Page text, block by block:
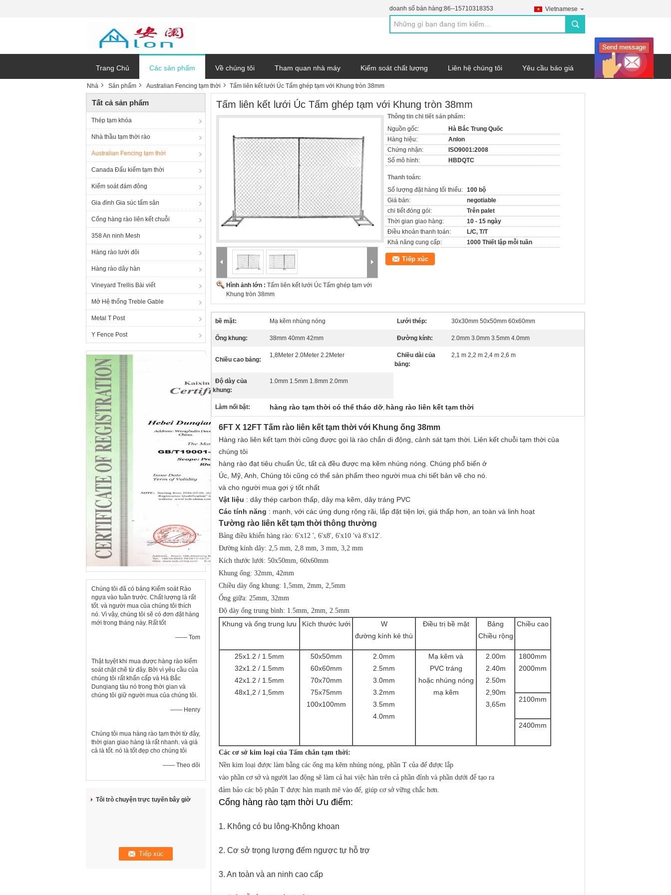
doanh số bán hàng:86--15710318353 Vietnamese
search
Trang Chủ Các sản phẩm Về chúng tôi Tham quan nhà máy Kiểm soát chất lượng Liên hệ chúng tôi Yêu cầu báo giá
Nhà Sản phẩm Australian Fencing tạm thời Tấm liên kết lưới Úc Tấm ghép tạm với Khung tròn 38mm
Tất cả sản phẩm
Thép tạm khóa
Nhà thầu tạm thời rào
Australian Fencing tạm thời
Canada Đấu kiếm tạm thời
Kiểm soát đám đông
Gia đình Gia súc tấm sân
Cổng hàng rào liên kết chuỗi
358 An ninh Mesh
Hàng rào lưới đôi
Hàng rào dây hàn
Vineyard Trellis Bài viết
Mở Hệ thống Treble Gable
Metal T Post
Y Fence Post
Chúng tôi đã có bảng Kiểm soát Rào
ngựa vào tuần trước. Chất lượng là rất
tốt. và người mua của chúng tôi thích
nó. Vì vậy, chúng tôi sẽ có đơn đặt hàng
mới trong tháng này. Rất tốt
—— Tom
Thật tuyệt khi mua được hàng rào kiểm
soát chặt chẽ từ đây. Bởi vì yêu cầu của
chúng tôi rất khẩn cấp và Hà Bắc
Dunqiang tàu nó trong thời gian và
chúng tôi giữ người mua của chúng tôi.
—— Henry
Chúng tôi mua hàng rào tạm thời từ đây,
thời gian giao hàng là rất nhanh. và giá
cả là tốt. nó là tốt đẹp cho chúng tôi
—— Theo dõi
Tôi trò chuyện trực tuyến bây giờ
Tấm liên kết lưới Úc Tấm ghép tạm với Khung tròn 38mm
Hình ảnh lớn : Tấm liên kết lưới Úc Tấm ghép tạm với
Khung tròn 38mm
Thông tin chi tiết sản phẩm:
Nguồn gốc:
Hà Bắc Trung Quốc
Hàng hiệu:
Anlon
Chứng nhận:
ISO9001:2008
Số mô hình:
HBDQTC
Thanh toán:
Số lượng đặt hàng tối thiểu: 100 bộ
Giá bán:
negotiable
chi tiết đóng gói:
Trên palet
Thời gian giao hàng:
10 - 15 ngày
Điều khoản thanh toán:
L/C, T/T
Khả năng cung cấp:
1000 Thiết lập mỗi tuần
Tiếp xúc
bề mặt: Mạ kẽm nhúng nóng Lưới thép: 30x30mm 50x50mm 60x60mm
Ống khung: 38mm 40mm 42mm Đường kính: 2.0mm 3.0mm 3.5mm 4.0mm
Chiều cao bảng:
1,8Meter 2.0Meter 2.2Meter
Chiều dài của
bảng:
2,1 m 2,2 m 2,4 m 2,6 m
Độ dày của
khung:
1.0mm 1.5mm 1.8mm 2.0mm
Làm nổi bật: hàng rào tạm thời có thể tháo dỡ, hàng rào liên kết tạm thời
6FT X 12FT Tấm rào liên kết tạm thời với Khung ống 38mm
Hàng rào liên kết tạm thời cũng được gọi là rào chắn di động, cảnh sát tạm thời. Liên kết chuỗi tạm thời của
chúng tôi
hàng rào đạt tiêu chuẩn Úc, tất cả đều được mạ kẽm nhúng nóng. Chúng phổ biến ở
Úc, Mỹ, Anh, Chúng tôi cũng có thể sản phẩm theo người mua chi tiết bản vẽ cho nó.
và cho người mua gợi ý tốt nhất
Vật liệu : dây thép carbon thấp, dây mạ kẽm, dây tráng PVC
Các tính năng : mạnh, với các ứng dụng rộng rãi, lắp đặt tiện lợi, giá thấp hơn, an toàn và linh hoạt
Tường rào liên kết tạm thời thông thường
Bảng điều khiển hàng rào: 6'x12 ', 6'x8', 6'x10 'và 8'x12'.
Đường kính dây: 2,5 mm, 2,8 mm, 3 mm, 3,2 mm
Kích thước lưới: 50x50mm, 60x60mm
Khung ống: 32mm, 42mm
Chiều dày ống khung: 1,5mm, 2mm, 2,5mm
Ống giữa: 25mm, 32mm
Độ dày ống trung bình: 1.5mm, 2mm, 2.5mm
Khung và ống trung lưu Kích thước lưới
W
đường kính kẻ thù
Điều trị bề mặt
Bảng
Chiều rộng
Chiều cao
25x1.2 / 1.5mm
32x1.2 / 1.5mm
42x1.2 / 1.5mm
48x1,2 / 1,5mm
50x50mm
60x60mm
70x70mm
75x75mm
100x100mm
2.0mm
2.5mm
3.0mm
3.2mm
3.5mm
4.0mm
Mạ kẽm và
PVC tráng
hoặc nhúng nóng
mạ kẽm
2.00m
2.40m
2.50m
2,90m
3,65m
1800mm
2000mm
2100mm
2400mm
Các cơ sở kim loại của Tấm chắn tạm thời:
Nền kim loại được làm bằng các ống mạ kẽm nhúng nóng, phần T của đế được lắp
vào phần cơ sở và người lao động sẽ làm cả hai việc hàn trên cả phần đỉnh và phần dưới để tạo ra
đảm bảo các bộ phận T được hàn mạnh mẽ vào đế, giúp cơ sở vững chắc hơn.
Cổng hàng rào tạm thời Ưu điểm:
1. Không có bu lông-Không khoan
2. Cơ sở trọng lượng đếm ngược tự hỗ trợ
3. An toàn và an ninh cao cấp